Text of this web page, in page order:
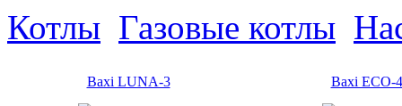
Котлы Газовые котлы
Baxi LUNA-3 Baxi ECO-